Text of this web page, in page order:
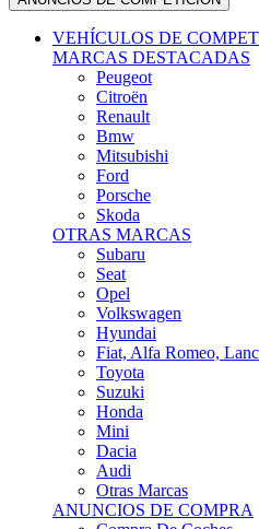
VEHÍCULOS DE
MARCAS DESTACADAS
Peugeot
Citroën
Renault
Bmw
Mitsubishi
Ford
Porsche
Skoda
OTRAS MARCAS
Subaru
Seat
Opel
Volkswagen
Hyundai
Fiat, Alfa Romeo,
Toyota
Suzuki
Honda
Mini
Dacia
Audi
Otras Marcas
ANUNCIOS DE COMPRA
Compra De Coches
ALQUILER VEHÍCULOS